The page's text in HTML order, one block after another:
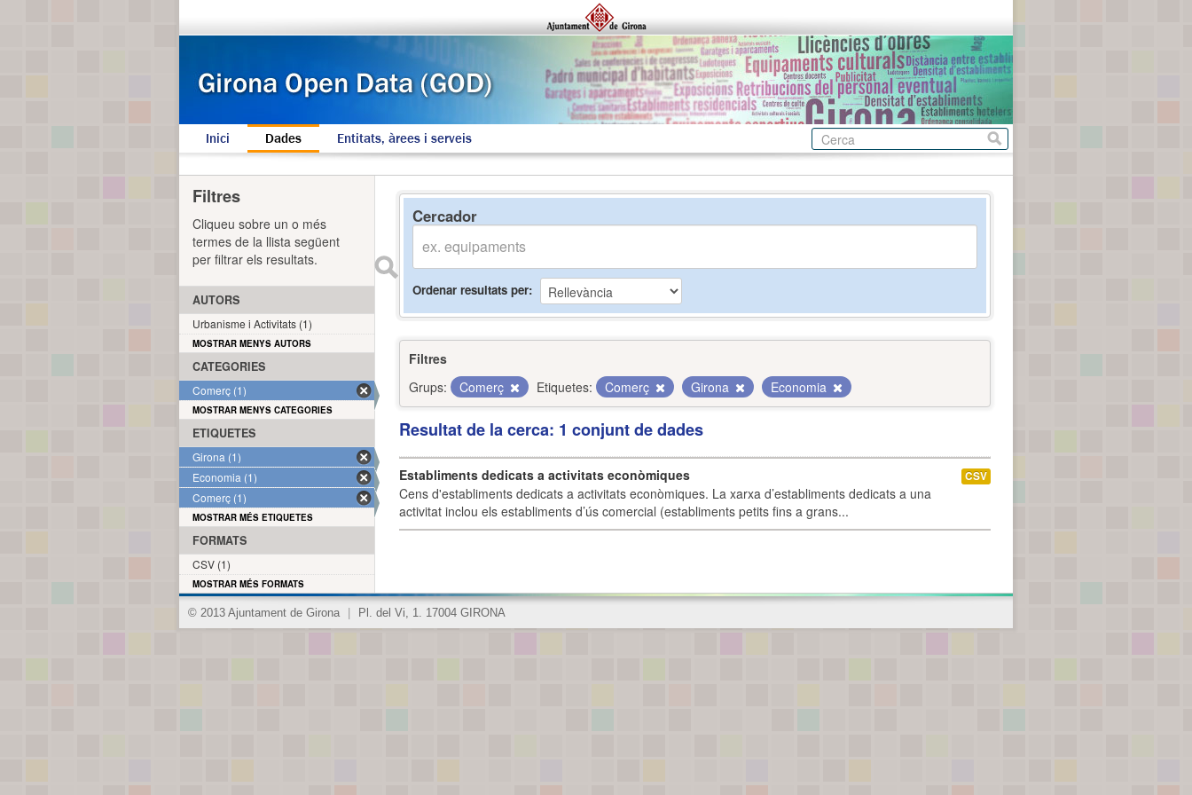
Inici Dades Entitats, àrees i serveis
Cercador
Ordenar resultats per
Filtres
Grups:
Comerç Etiquetes: Comerç Girona Economia
Resultat de la cerca: 1 conjunt de dades
Establiments dedicats a activitats econòmiques
Cens d'establiments dedicats a activitats econòmiques. La xarxa d’establiments dedicats a una
activitat inclou els establiments d’ús comercial (establiments petits fins a grans...
CSV
Filtres
Cliqueu sobre un o més
termes de la llista següent
per filtrar els resultats.
AUTORS
Urbanisme i Activitats (1)
MOSTRAR MENYS AUTORS
CATEGORIES
Comerç (1)
MOSTRAR MENYS CATEGORIES
ETIQUETES
Girona (1)
Economia (1)
Comerç (1)
MOSTRAR MÉS ETIQUETES
FORMATS
CSV (1)
MOSTRAR MÉS FORMATS
© 2013 Ajuntament de Girona Pl. del Vi, 1. 17004 GIRONA